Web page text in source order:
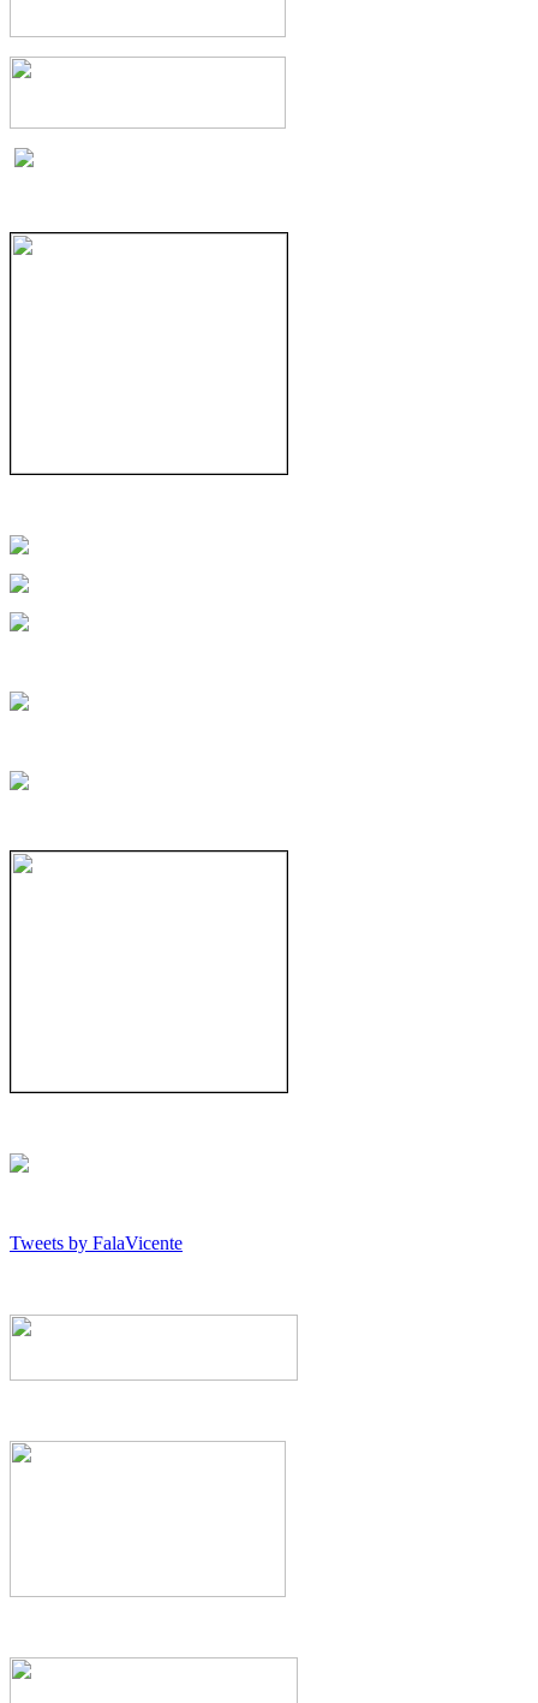
Tweets by FalaVicente